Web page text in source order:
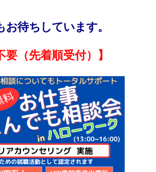
待ちしています。
要（先着順受付）】